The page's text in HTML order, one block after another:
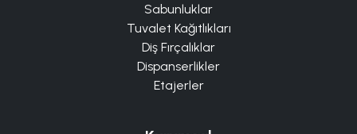
Sabunluklar
Tuvalet Kağıtlıkları
Diş Fırçalıklar
Dispanserlikler
Etajerler